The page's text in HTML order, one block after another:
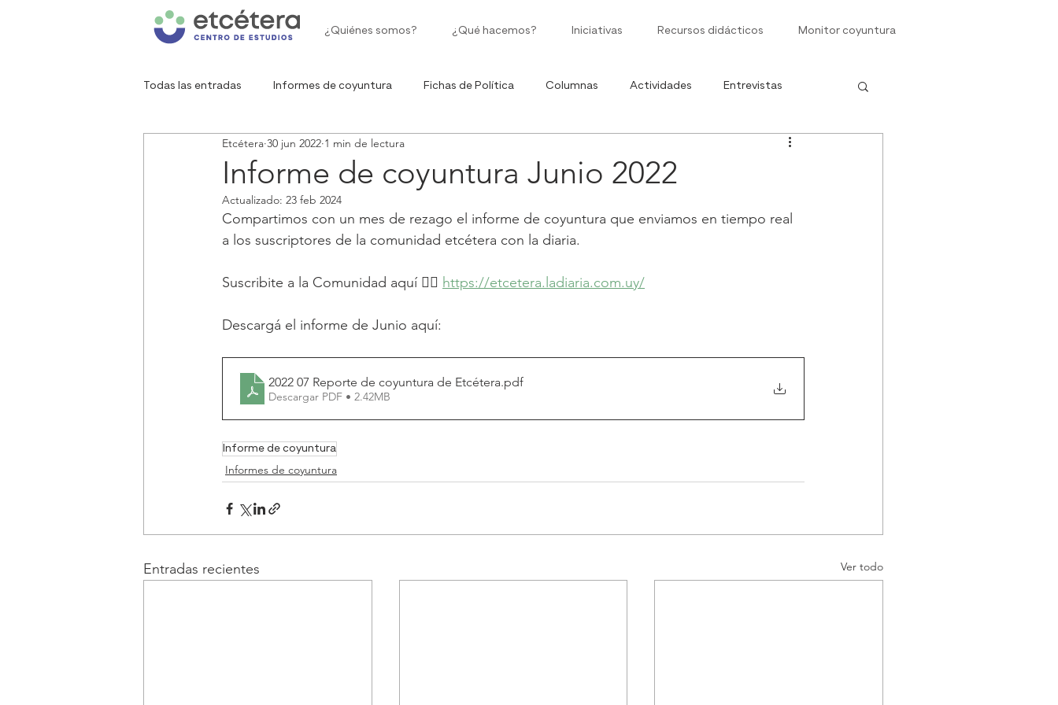
¿Quiénes somos? ¿Qué hacemos? Iniciativas Recursos didácticos Monitor coyuntura
Todas las entradas Informes de coyuntura Fichas de Política Columnas Actividades Entrevistas
Gráfico de la semana Red de Políticas Públicas
Informe de coyuntura Junio 2022
Etcétera 30 jun 2022 1 min de lectura
Actualizado: 23 feb 2024
Compartimos con un mes de rezago el informe de coyuntura que enviamos en tiempo real
a los suscriptores de la comunidad etcétera con la diaria.
Suscribite a la Comunidad aquí 👉🏼 https://etcetera.ladiaria.com.uy/
Descargá el informe de Junio aquí:
2022 07 Reporte de coyuntura de Etcétera.pdf
Descargar PDF • 2.42MB
Informe de coyuntura
Informes de coyuntura
Entradas recientes Ver todo